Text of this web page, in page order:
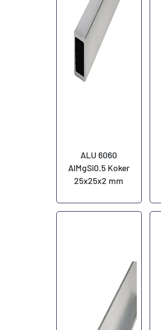
ALU 6060
AlMgSi0.5 Koker
25x25x2 mm